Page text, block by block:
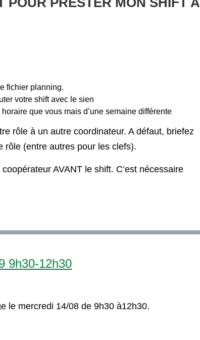
fichier planning.
votre shift avec le sien
que vous mais d’une semaine différente
rôle à un autre coordinateur. A défaut, briefez
rôle (entre autres pour les clefs).
AVANT le shift. C’est nécessaire
9h30-12h30
le mercredi 14/08 de 9h30 à12h30.